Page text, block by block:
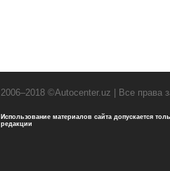
2006–2018 ©Autocenter.uz | Все права
Использование материалов сайта допускается
редакции